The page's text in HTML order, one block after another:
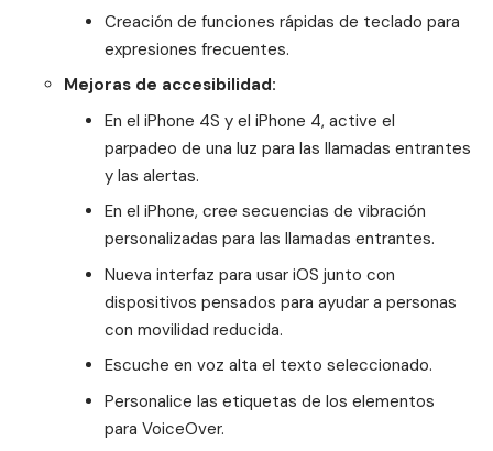
Creación de funciones rápidas de teclado para
expresiones frecuentes.
Mejoras de accesibilidad:
En el iPhone 4S y el iPhone 4, active el
parpadeo de una luz para las llamadas entrantes
y las alertas.
En el iPhone, cree secuencias de vibración
personalizadas para las llamadas entrantes.
Nueva interfaz para usar iOS junto con
dispositivos pensados para ayudar a personas
con movilidad reducida.
Escuche en voz alta el texto seleccionado.
Personalice las etiquetas de los elementos
para VoiceOver.